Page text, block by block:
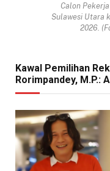
Calon
Sulawesi Utara
2026.
Kawal Pemilihan
Rorimpandey, M.P.: